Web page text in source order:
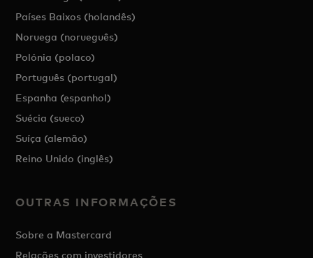
Países Baixos (holandês)
Noruega (norueguês)
Polónia (polaco)
Português (portugal)
Espanha (espanhol)
Suécia (sueco)
Suíça (alemão)
Reino Unido (inglês)
OUTRAS INFORMAÇÕES
Sobre a Mastercard
Relações com investidores